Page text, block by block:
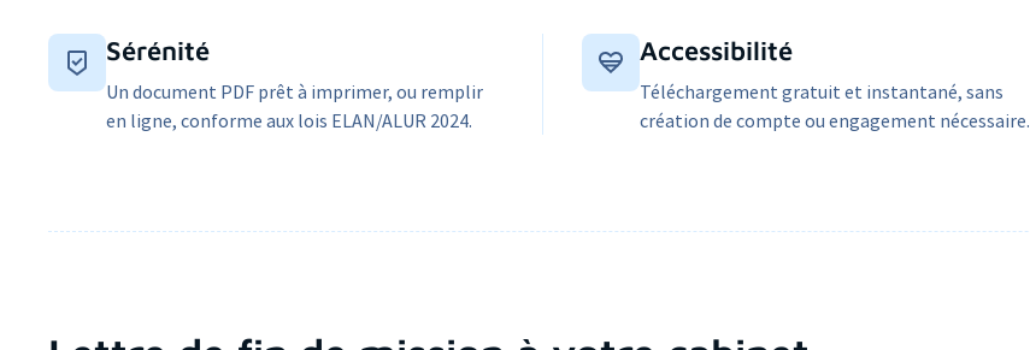
Sérénité
Un document PDF prêt à imprimer, ou remplir
en ligne, conforme aux lois ELAN/ALUR 2024.
Accessibilité
Téléchargement gratuit et instantané, sans
création de compte ou engagement nécessaire.